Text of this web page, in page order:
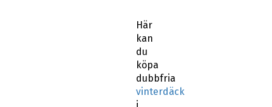
Här
kan
du
köpa
dubbfria
vinterdäck
i